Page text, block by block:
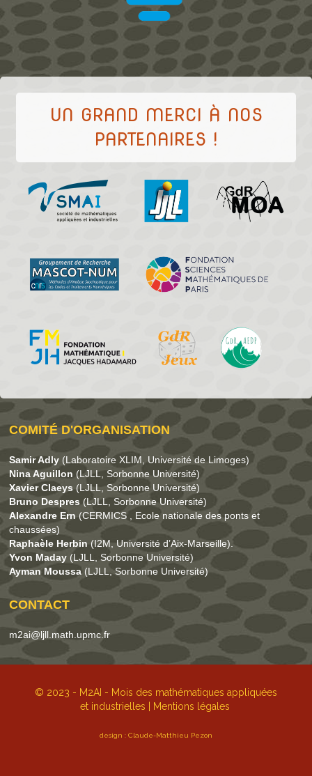
UN GRAND MERCI À NOS
PARTENAIRES !
COMITÉ D'ORGANISATION
Samir Adly (Laboratoire XLIM, Université de Limoges)
Nina Aguillon (LJLL, Sorbonne Université)
Xavier Claeys(LJLL, Sorbonne Université)
Bruno Despres (LJLL, Sorbonne Université)
Alexandre Ern(CERMICS , Ecole nationale des ponts et
chaussées)
Raphaèle Herbin (I2M, Université d’Aix-Marseille).
Yvon Maday (LJLL, Sorbonne Université)
Ayman Moussa (LJLL, Sorbonne Université)
CONTACT
m2ai@ljll.math.upmc.fr
© 2023 - M2AI - Mois des mathématiques appliquées
et industrielles |
Mentions légales
design : Claude-Matthieu Pezon